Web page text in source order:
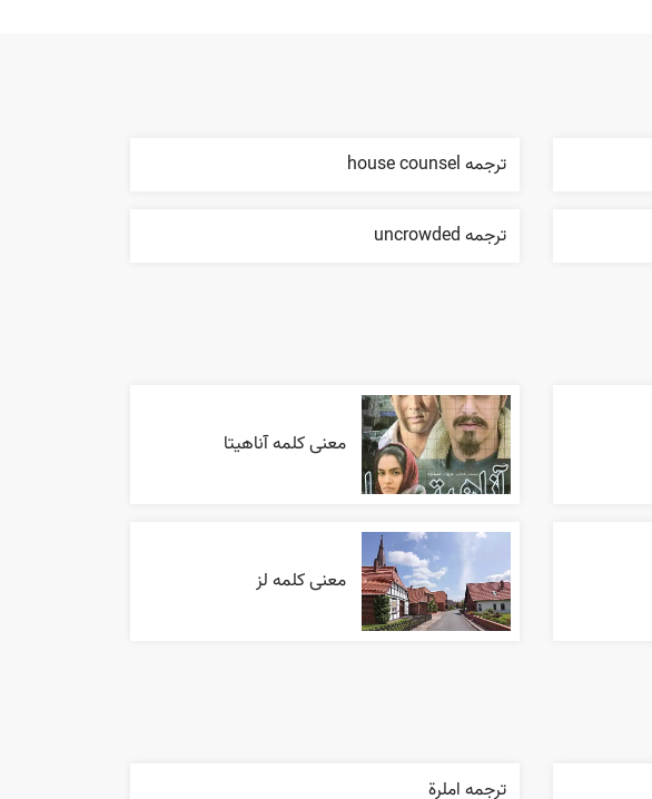
ترجمه house counsel
ترجمه uncrowded
معنی کلمه آناهیتا
معنی کلمه لز
ترجمه املرة